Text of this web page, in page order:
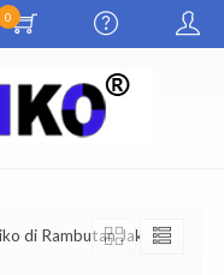
0
di Rambutan Jakarta